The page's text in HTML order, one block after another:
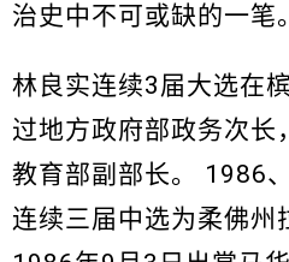
治史中不可或缺的一笔。
林良实连续3届大选在
过地方政府部政务次长
教育部副部长。 1986
连续三届中选为柔佛州